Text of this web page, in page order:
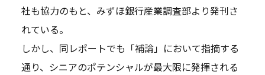
社も協力のもと、みずほ銀行産業調査部より発刊さ
れている。
しかし、同レポートでも「補論」において指摘する
通り、シニアのポテンシャルが最大限に発揮される